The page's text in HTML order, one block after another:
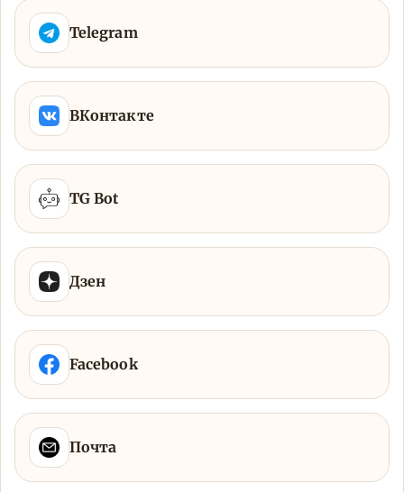
Telegram
ВКонтакте
TG Bot
Дзен
Facebook
Почта